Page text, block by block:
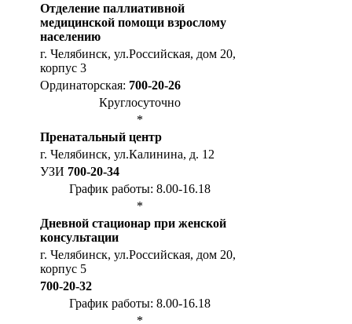
Отделение паллиативной
медицинской помощи взрослому
населению
г. Челябинск, ул.Российская, дом 20,
корпус 3
Ординаторская: 700-20-26
Круглосуточно
*
Пренатальный центр
г. Челябинск, ул.Калинина, д. 12
УЗИ 700-20-34
График работы: 8.00-16.18
*
Дневной стационар при женской
консультации
г. Челябинск, ул.Российская, дом 20,
корпус 5
700-20-32
График работы: 8.00-16.18
*